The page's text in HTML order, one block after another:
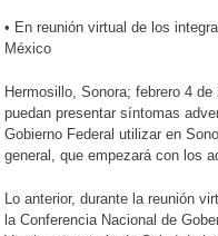
• En reunión virtual de los
México
Hermosillo, Sonora; febrero 4
puedan presentar síntomas
Gobierno Federal utilizar en
general, que empezará con los
Lo anterior, durante la reunión
la Conferencia Nacional de